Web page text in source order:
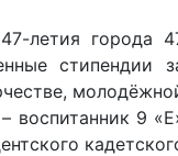
летия города
стипендии
воспитанник 9